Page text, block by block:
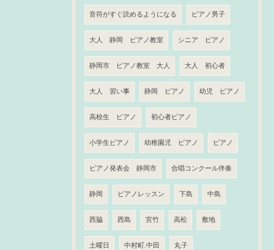
音符がすぐ読めるようになる ピアノ男子
大人 静岡 ピアノ教室 シニア ピアノ
静岡市 ピアノ教室 大人 大人 初心者
大人 習い事 静岡 ピアノ 幼児 ピアノ
高校生 ピアノ 初心者ピアノ
小学生ピアノ 幼稚園児 ピアノ ピアノ
ピアノ発表会 静岡市 合唱コンクール伴奏
静岡 ピアノレッスン 下島 中島
西脇 西島 宮竹 高松 敷地
土曜日 中村町.中田 丸子